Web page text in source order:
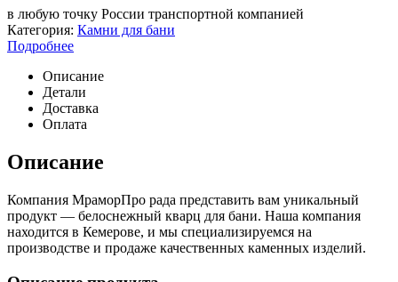
в любую точку России транспортной компанией
Категория: Камни для бани
Подробнее
Описание
Детали
Доставка
Оплата
Описание
Компания МраморПро рада представить вам уникальный
продукт — белоснежный кварц для бани. Наша компания
находится в Кемерове, и мы специализируемся на
производстве и продаже качественных каменных изделий.